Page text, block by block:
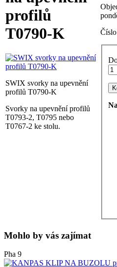
profilů
T0790-K
SWIX svorky na upevnění
profilů T0790-K
Svorky na upevnění profilů
T0793-2, T0795 nebo
T0767-2 ke stolu.
Mohlo by vás zajímat
Pha 9